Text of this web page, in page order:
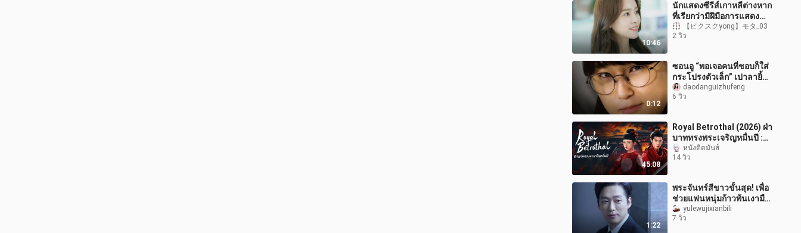
10:46
นักแสดงซีรีส์เกาหลีต่างหาก
ที่เรียกว่ามีฝีมือการแสดง
ลองดูซีรีส์จีนยุคเดียวกัน
อย่าง “Sweet Hit” แล้วอ
【ピクスクyong】モタ_03
2 วิว
0:12
ซอนอู “พอเจอคนที่ชอบก็ใส่
กระโปรงตัวเล็ก” เปาลายิ้ม
แก้มปริ
daodanguizhufeng
6 วิว
45:08
Royal Betrothal (2026) ฝ่า
บาททรงพระเจริญหมื่นปี :
07 หนังติดมันส์
14 วิว
1:22
พระจันทร์สีขาวขั้นสุด! เพื่อ
ช่วยแฟนหนุ่มก้าวพ้นเงามืด
เธอช่วยตามหาหลักฐาน แต่
กลับถูกคนชั่วร้ายฆ่าอย่
yulewujixianbili
7 วิว